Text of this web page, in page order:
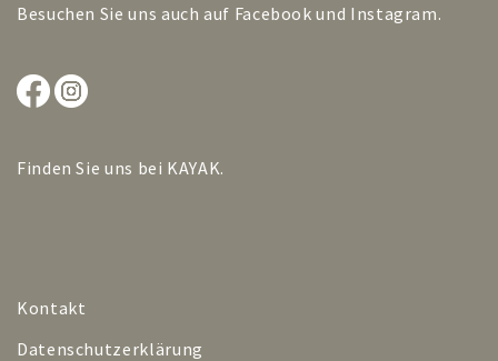
Besuchen Sie uns auch auf Facebook und Instagram.
Finden Sie uns bei KAYAK.
Kontakt
Datenschutzerklärung